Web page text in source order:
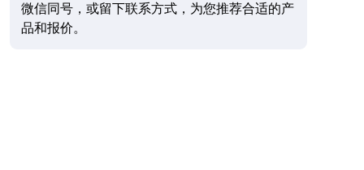
微信同号，或留下联系方式，为您推荐合适的产
品和报价。